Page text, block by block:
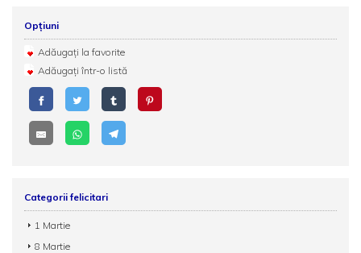
Opțiuni
Adăugați la favorite
Adăugați într-o listă
Categorii felicitari
1 Martie
8 Martie